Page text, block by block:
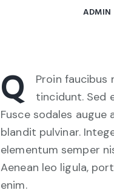
ADMIN
Q
Proin faucibus
tincidunt. Sed
Fusce sodales augue
blandit pulvinar.
elementum semper
Aenean leo ligula,
enim.